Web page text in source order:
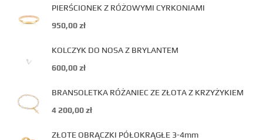
PIERŚCIONEK Z RÓŻOWYMI CYRKONIAMI
950,00zł
KOLCZYK DO NOSA Z BRYLANTEM
600,00zł
BRANSOLETKA RÓŻANIEC ZE ZŁOTA Z KRZYŻYKIEM
4 200,00zł
ZŁOTE OBRĄCZKI PÓŁOKRĄGŁE 3-4mm